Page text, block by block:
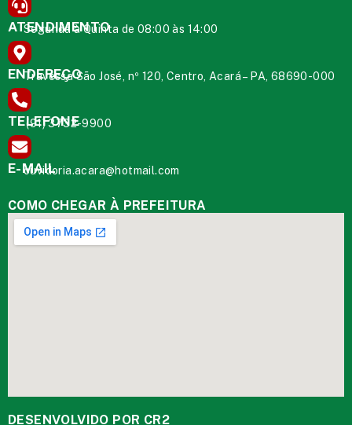
ATENDIMENTO
Segunda à Quinta de 08:00 às 14:00
ENDEREÇO
Travessa São José, nº 120, Centro, Acará – PA, 68690-000
TELEFONE
(91) 3732-9900
E-MAIL
ouvidoria.acara@hotmail.com
COMO CHEGAR À PREFEITURA
DESENVOLVIDO POR CR2